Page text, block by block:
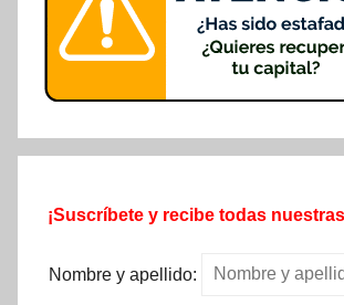
¡Suscríbete y recibe todas
Nombre y apellido: